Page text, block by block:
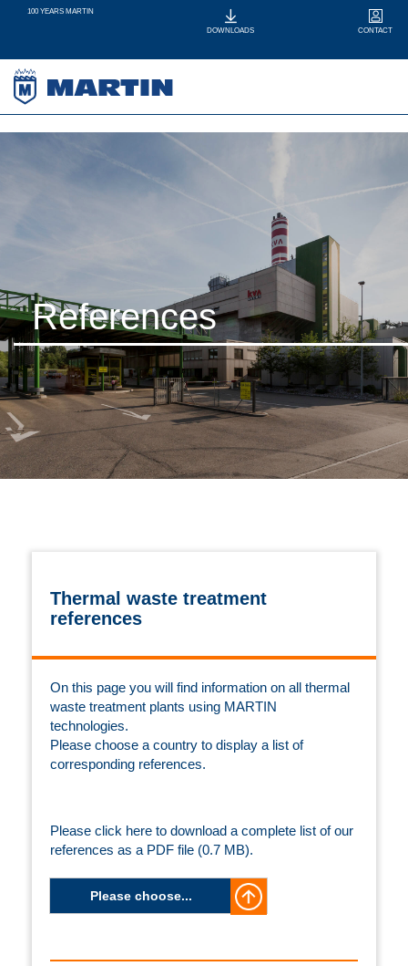
100 YEARS MARTIN
DOWNLOADS CONTACT
References
Thermal waste treatment
references
On this page you will find information on all thermal
waste treatment plants using MARTIN
technologies.
Please choose a country to display a list of
corresponding references.
Please click here to download a complete list of our
references as a PDF file (0.7 MB).
Please choose...